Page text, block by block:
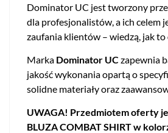
Dominator UC jest tworzony
dla profesjonalistów, a ich celem
zaufania klientów – wiedzą, jak to
Marka Dominator UCzapewnia
jakość wykonania opartą o
solidne materiały oraz
UWAGA! Przedmiotem oferty
BLUZA COMBAT SHIRT w